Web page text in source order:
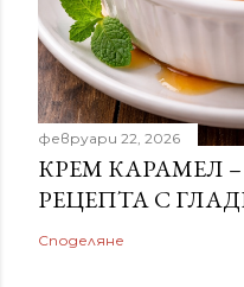
февруари 22, 2026
КРЕМ КАРАМЕЛ
РЕЦЕПТА С
Споделяне